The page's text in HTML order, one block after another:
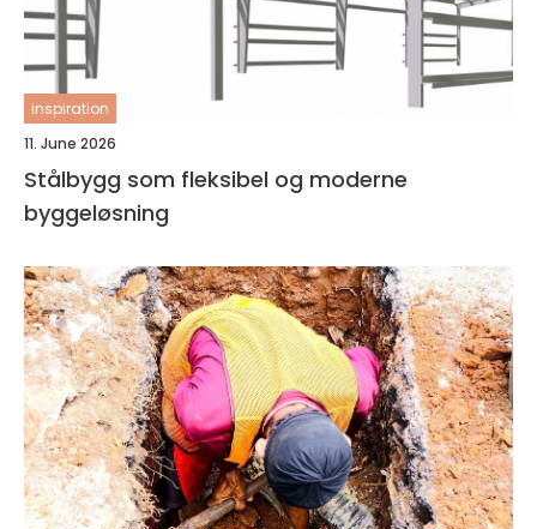
inspiration
11. June 2026
Stålbygg som fleksibel og moderne
byggeløsning